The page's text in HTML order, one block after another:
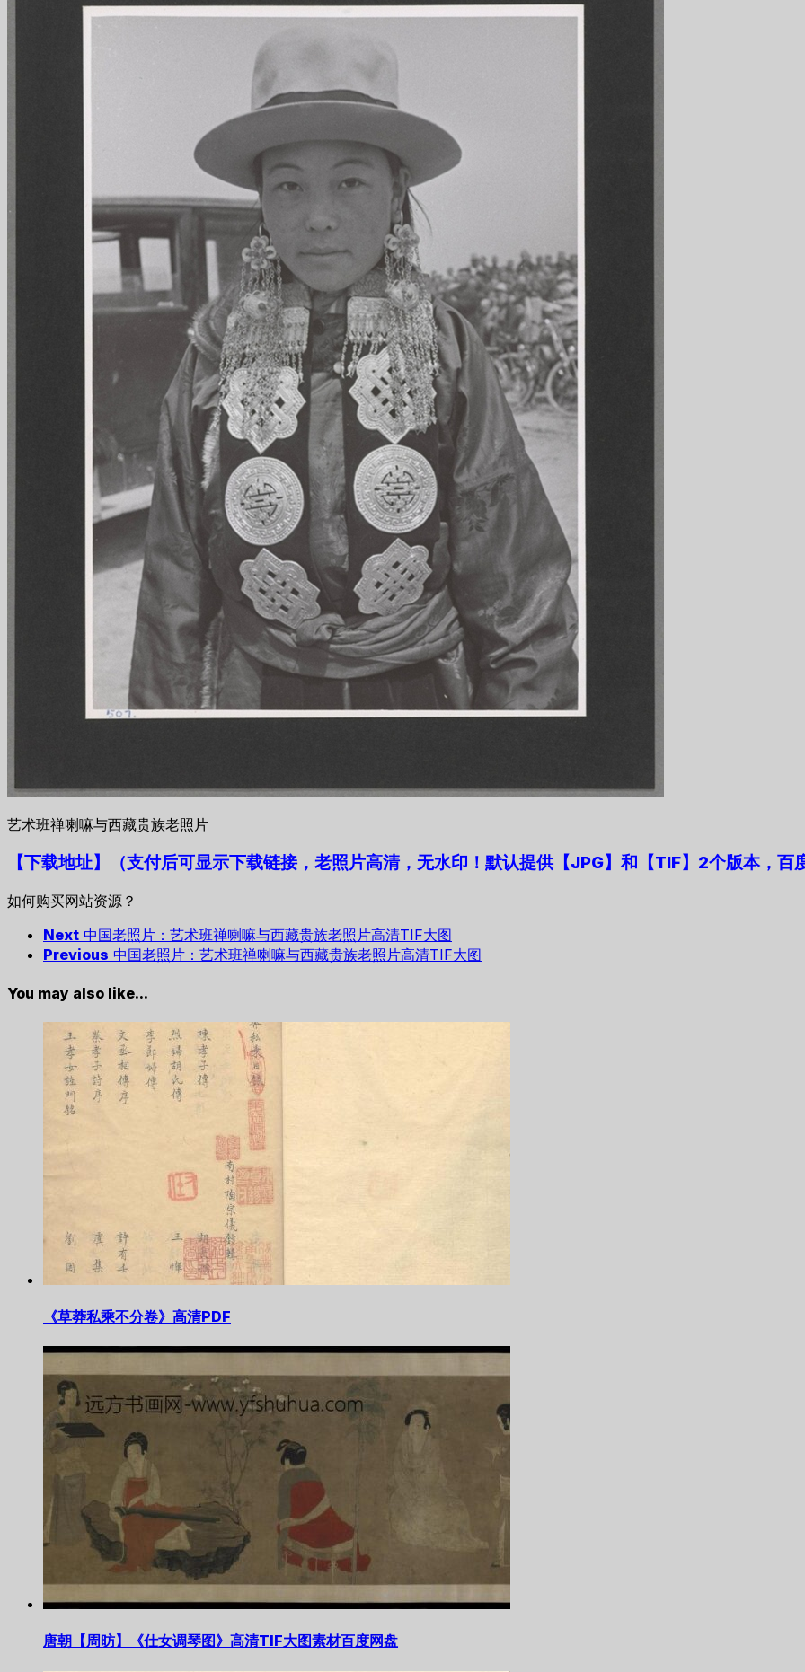
艺术班禅喇嘛与西藏贵族老照片
【下载地址】 （支付后可显示下载链接，老照片高清，无水印！默认提供【JPG】和【TIF】2个版本，百
如何购买网站资源？
Next 中国老照片：艺术班禅喇嘛与西藏贵族老照片高清TIF大图
Previous 中国老照片：艺术班禅喇嘛与西藏贵族老照片高清TIF大图
You may also like...
《草莽私乘不分卷》高清PDF
唐朝【周昉】《仕女调琴图》高清TIF大图素材百度网盘